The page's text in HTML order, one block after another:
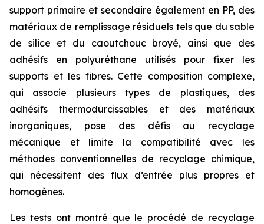
support primaire et secondaire également en PP, des
matériaux de remplissage résiduels tels que du sable
de silice et du caoutchouc broyé, ainsi que des
adhésifs en polyuréthane utilisés pour fixer les
supports et les fibres. Cette composition complexe,
qui associe plusieurs types de plastiques, des
adhésifs thermodurcissables et des matériaux
inorganiques, pose des défis au recyclage
mécanique et limite la compatibilité avec les
méthodes conventionnelles de recyclage chimique,
qui nécessitent des flux d’entrée plus propres et
homogènes.
Les tests ont montré que le procédé de recyclage